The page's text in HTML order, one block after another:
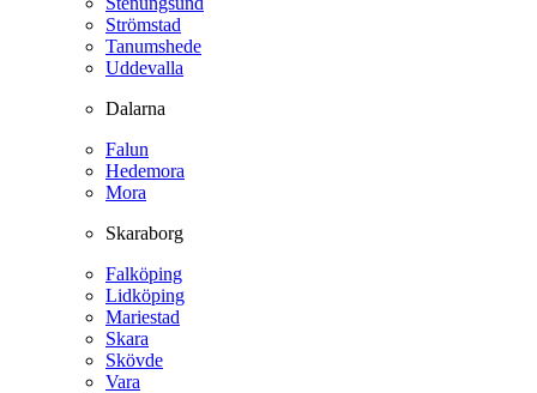
Strömstad
Tanumshede
Uddevalla
Dalarna
Falun
Hedemora
Mora
Skaraborg
Falköping
Lidköping
Mariestad
Skara
Skövde
Vara